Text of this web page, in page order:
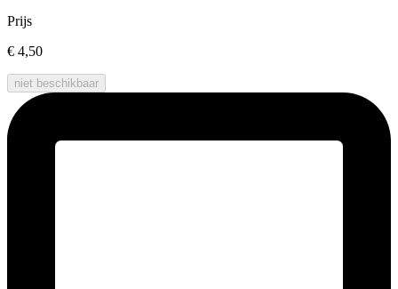
Prijs
€ 4,50
niet beschikbaar